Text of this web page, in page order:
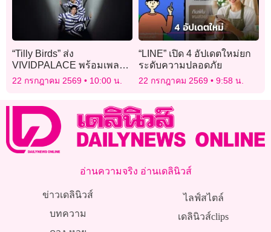
“Tilly Birds” ส่ง
VIVIDPALACE พร้อมเพลง
แรก “จำเลย” กับการกักขังตัว
เองจากความเจ็บปวด
22 กรกฎาคม 2569 10:00 น.
“LINE” เปิด 4 อัปเดตใหม่ยก
ระดับความปลอดภัย
22 กรกฎาคม 2569 9:58 น.
อ่านความจริง อ่านเดลินิวส์
ข่าวเดลินิวส์
บทความ
ไลฟ์สไตล์
เดลินิวส์clips